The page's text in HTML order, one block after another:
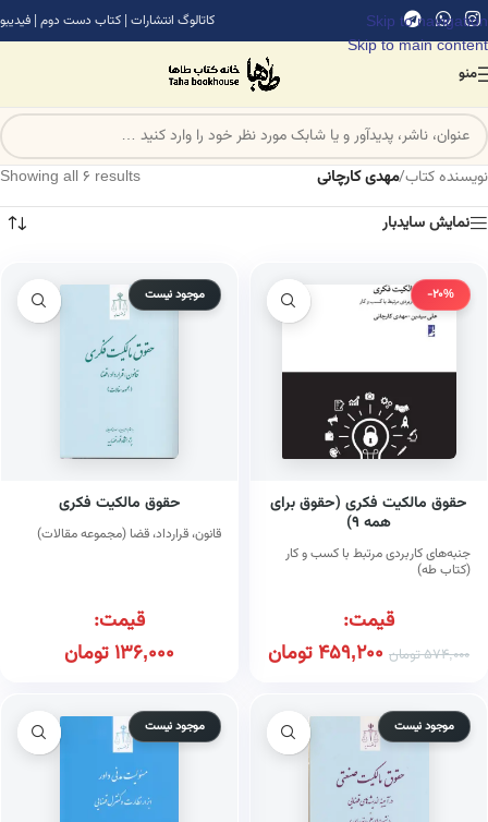
Skip to navigation
Skip to main content
کاتالوگ انتشارات | کتاب دست دوم | فیدیبو
منو
نویسنده کتاب/مهدی کارچانی
Showing all 6 results
نمایش سایدبار
-20%
حقوق مالکیت فکری (حقوق برای
همه ۹)
جنبه‌های کاربردی مرتبط با کسب و کار
(کتاب طه)
قیمت:
574,000تومان 459,200تومان
موجود نیست
حقوق مالکیت فکری
قانون، قرارداد، قضا (مجموعه مقالات)
قیمت:
136,000تومان
موجود نیست موجود نیست